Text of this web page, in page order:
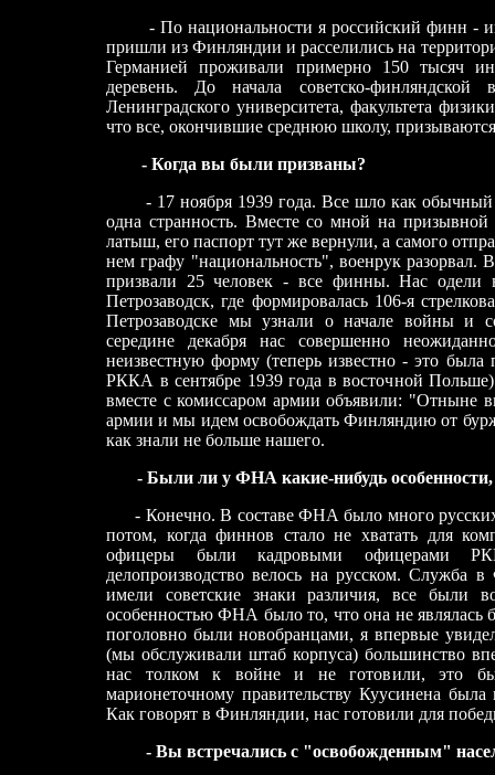
- По национальности я российский финн -
пришли из Финляндии и расселились на
Германией проживали примерно 150 тысяч
деревень. До начала советско-
Ленинградского университета, факультета
что все, окончившие среднюю школу,
- Когда вы были призваны?
- 17 ноября 1939 года. Все шло как
одна странность. Вместе со мной на
латыш, его паспорт тут же вернули, а самого
нем графу "национальность", военрук разорвал.
призвали 25 человек - все финны. Нас
Петрозаводск, где формировалась 106-я
Петрозаводске мы узнали о начале войны и
середине декабря нас совершенно
неизвестную форму (теперь известно - это была
РККА в сентябре 1939 года в восточной
вместе с комиссаром армии объявили: "Отныне
армии и мы идем освобождать Финляндию от
как знали не больше нашего.
- Были ли у ФНА какие-нибудь
- Конечно. В составе ФНА было много
потом, когда финнов стало не хватать для
офицеры были кадровыми офицерами
делопроизводство велось на русском.
имели советские знаки различия, все были
особенностью ФНА было то, что она не являлась
поголовно были новобранцами, я впервые
(мы обслуживали штаб корпуса) большинство
нас толком к войне и не готовили, это
марионеточному правительству Куусинена
Как говорят в Финляндии, нас готовили для
- Вы встречались с "освобожденным"